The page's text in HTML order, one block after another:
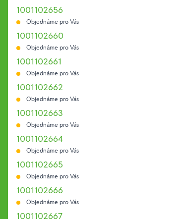
1001102656
Objednáme pro Vás
1001102660
Objednáme pro Vás
1001102661
Objednáme pro Vás
1001102662
Objednáme pro Vás
1001102663
Objednáme pro Vás
1001102664
Objednáme pro Vás
1001102665
Objednáme pro Vás
1001102666
Objednáme pro Vás
1001102667